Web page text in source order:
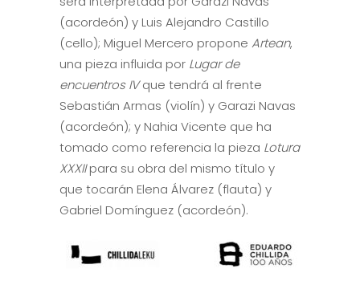
(acordeón) y Luis Alejandro Castillo
(cello); Miguel Mercero propone Artean,
una pieza influida por Lugar de
encuentros IVque tendrá al frente
Sebastián Armas (violín) y Garazi Navas
(acordeón); y Nahia Vicente que ha
tomado como referencia la pieza Lotura
XXXIIpara su obra del mismo título y
que tocarán Elena Álvarez (flauta) y
Gabriel Domínguez (acordeón).